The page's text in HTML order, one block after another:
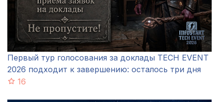
Первый тур голосования за доклады TECH EVENT
2026 подходит к завершению: осталось три дня
16